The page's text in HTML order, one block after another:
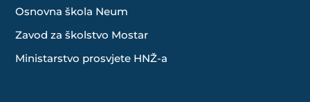
Osnovna škola Neum
Zavod za školstvo Mostar
Ministarstvo prosvjete HNŽ-a